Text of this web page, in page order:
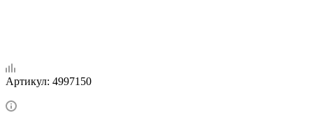
Артикул: 4997150